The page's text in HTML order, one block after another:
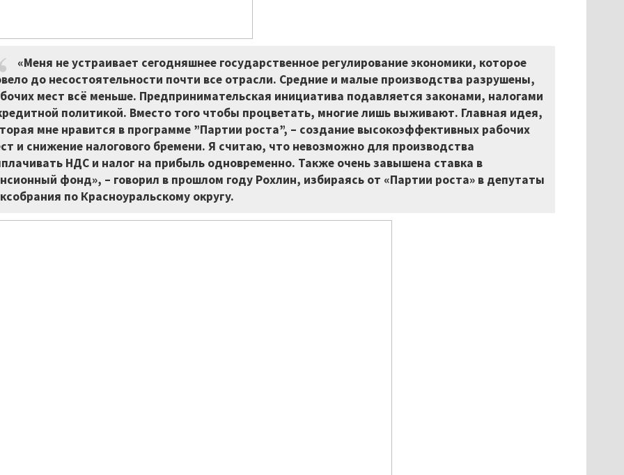
«Меня не устраивает сегодняшнее государственное регулирование экономики, которое
до несостоятельности почти все отрасли. Средние и малые производства разрушены,
мест всё меньше. Предпринимательская инициатива подавляется законами, налогами
политикой. Вместо того чтобы процветать, многие лишь выживают. Главная идея,
мне нравится в программе ”Партии роста”, – создание высокоэффективных рабочих
и снижение налогового бремени. Я считаю, что невозможно для производства
НДС и налог на прибыль одновременно. Также очень завышена ставка в
фонд», – говорил в прошлом году Рохлин, избираясь от «Партии роста» в депутаты
по Красноуральскому округу.